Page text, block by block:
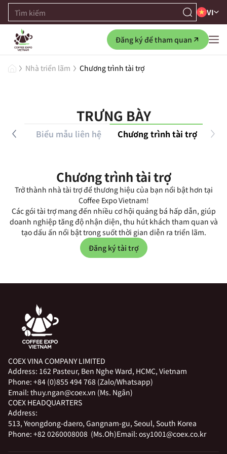
VI
Đăng ký để tham quan
Nhà triển lãm Chương trình tài trợ
TRƯNG BÀY
bày Biểu mẫu liên hệ Chương trình tài trợ
Chương trình tài trợ
Trở thành nhà tài trợ để thương hiệu của bạn nổi bật hơn tại
Coffee Expo Vietnam!
Các gói tài trợ mang đến nhiều cơ hội quảng bá hấp dẫn, giúp
doanh nghiệp tăng độ nhận diện, thu hút khách tham quan và
tạo dấu ấn nổi bật trong suốt thời gian diễn ra triển lãm.
Đăng ký tài trợ
COEX VINA COMPANY LIMITED
Address: 162 Pasteur, Ben Nghe Ward, HCMC, Vietnam
Phone: +84 (0)855 494 768 (Zalo/Whatsapp)
Email: thuy.ngan@coex.vn (Ms. Ngân)
COEX HEADQUARTERS
Address:
513, Yeongdong-daero, Gangnam-gu, Seoul, South Korea
Phone: +82 0260008008 (Ms.Oh)Email: osy1001@coex.co.kr